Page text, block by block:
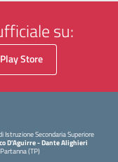
su:
Play Store
Istruzione Secondaria Superiore
D'Aguirre - Dante Alighieri
(TP)